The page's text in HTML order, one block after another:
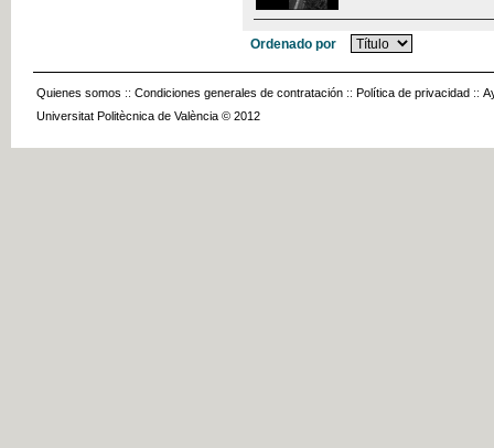
Ordenado por
Quienes somos :: Condiciones generales de contratación :: Política de privacidad ::
Universitat Politècnica de València © 2012